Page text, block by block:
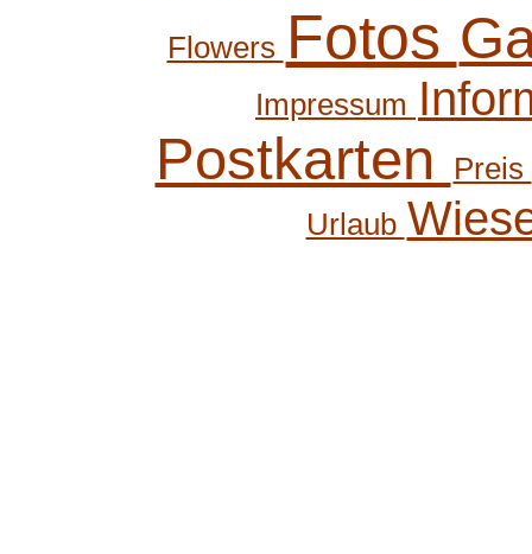
Flowers Fotos
Impressum
Postkarten
Preis
Urlaub